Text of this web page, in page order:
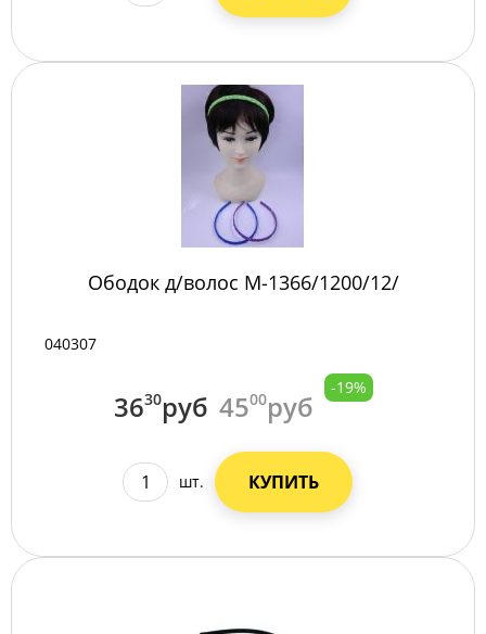
Ободок д/волос М-1366/1200/12/
040307
3630руб 4500руб
-19%
шт. КУПИТЬ